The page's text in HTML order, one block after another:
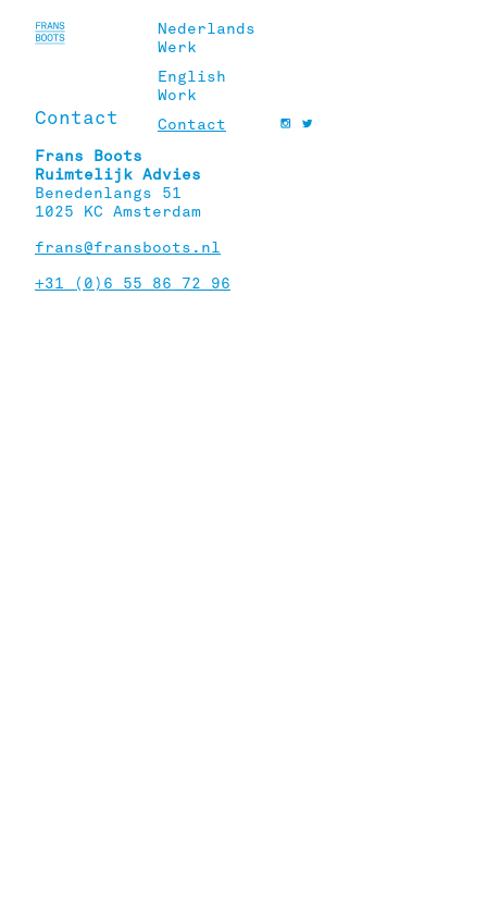
content
Nederlands
Werk
English
Work
Contact
Contact
Frans Boots
Ruimtelijk Advies
Benedenlangs 51
1025 KC Amsterdam
frans@fransboots.nl
+31 (0)6 55 86 72 96